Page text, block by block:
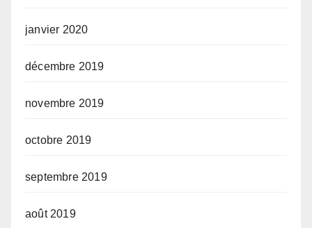
janvier 2020
décembre 2019
novembre 2019
octobre 2019
septembre 2019
août 2019